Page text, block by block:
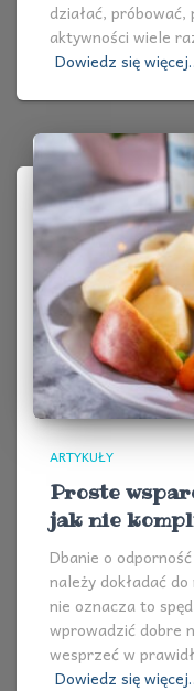
działać,
aktywności wiele
Dowiedz się
ARTYKUŁY
Proste
jak nie
Dbanie o
należy dokładać
nie oznacza to
wprowadzić dobre
wesprzeć w
Dowiedz się